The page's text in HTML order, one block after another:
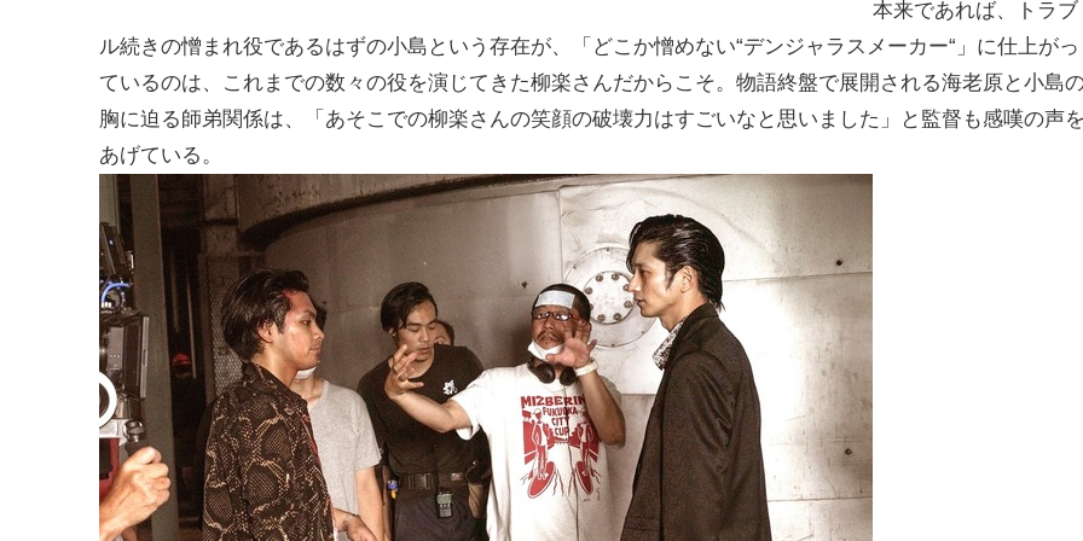
本来であれば、トラブ
ル続きの憎まれ役であるはずの小島という存在が、「どこか憎めない“デンジャラスメーカー“」に仕上がっ
ているのは、これまでの数々の役を演じてきた柳楽さんだからこそ。物語終盤で展開される海老原と小島
胸に迫る師弟関係は、「あそこでの柳楽さんの笑顔の破壊力はすごいなと思いました」と監督も感嘆の声
あげている。